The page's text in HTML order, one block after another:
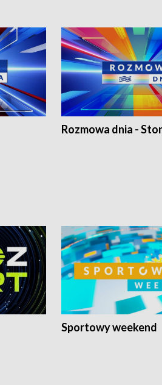
Rozmowa dnia -
Sportowy weekend